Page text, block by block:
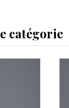
catégorie